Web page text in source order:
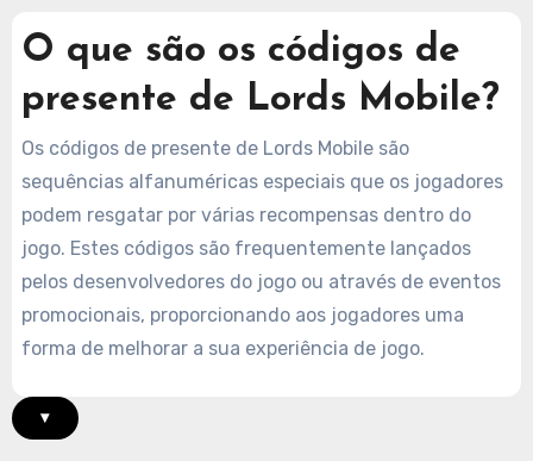
O que são os códigos de
presente de Lords Mobile?
Os códigos de presente de Lords Mobile são
sequências alfanuméricas especiais que os jogadores
podem resgatar por várias recompensas dentro do
jogo. Estes códigos são frequentemente lançados
pelos desenvolvedores do jogo ou através de eventos
promocionais, proporcionando aos jogadores uma
forma de melhorar a sua experiência de jogo.
▾